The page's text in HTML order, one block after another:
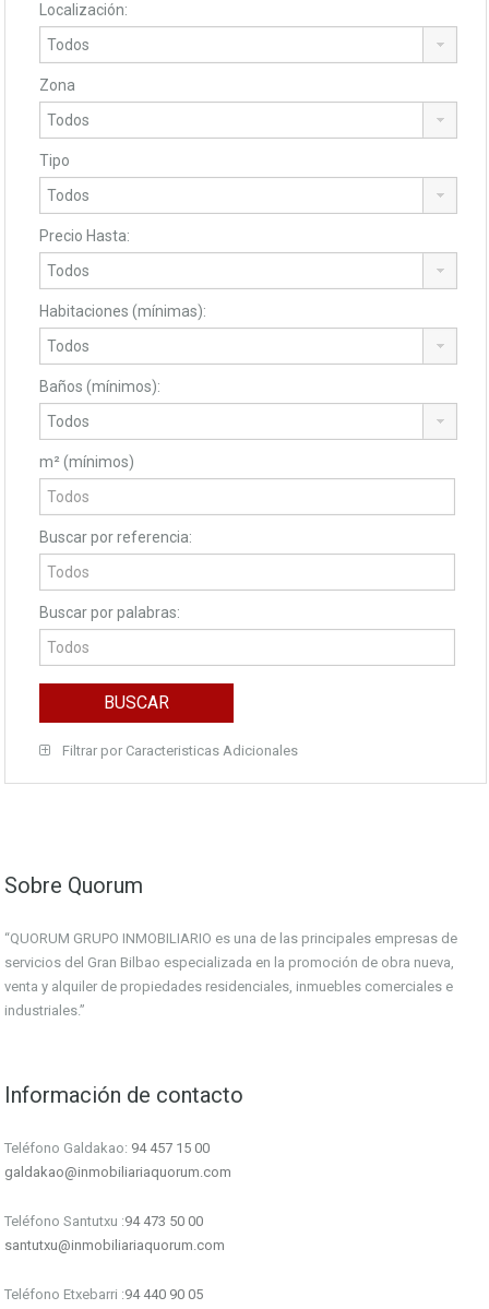
Localización:
Zona
Tipo
Precio Hasta:
Habitaciones (mínimas):
Baños (mínimos):
m² (mínimos)
Buscar por referencia:
Buscar por palabras:
Filtrar por Caracteristicas Adicionales
Sobre Quorum
“QUORUM GRUPO INMOBILIARIO es una de las principales empresas de
servicios del Gran Bilbao especializada en la promoción de obra nueva,
venta y alquiler de propiedades residenciales, inmuebles comerciales e
industriales.”
Información de contacto
Teléfono Galdakao: 94 457 15 00
galdakao@inmobiliariaquorum.com
Teléfono Santutxu :94 473 50 00
santutxu@inmobiliariaquorum.com
Teléfono Etxebarri :94 440 90 05